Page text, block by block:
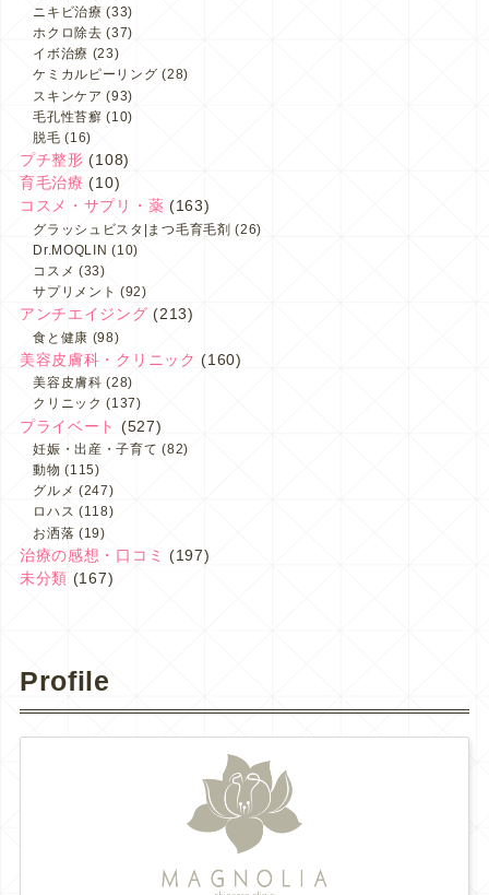
ニキビ治療 (33)
ホクロ除去 (37)
イボ治療 (23)
ケミカルピーリング (28)
スキンケア (93)
毛孔性苔癬 (10)
脱毛 (16)
プチ整形 (108)
育毛治療 (10)
コスメ・サプリ・薬 (163)
グラッシュビスタ|まつ毛育毛剤 (26)
Dr.MOQLIN (10)
コスメ (33)
サプリメント (92)
アンチエイジング (213)
食と健康 (98)
美容皮膚科・クリニック (160)
美容皮膚科 (28)
クリニック (137)
プライベート (527)
妊娠・出産・子育て (82)
動物 (115)
グルメ (247)
ロハス (118)
お洒落 (19)
治療の感想・口コミ
(197)
未分類 (167)
Profile